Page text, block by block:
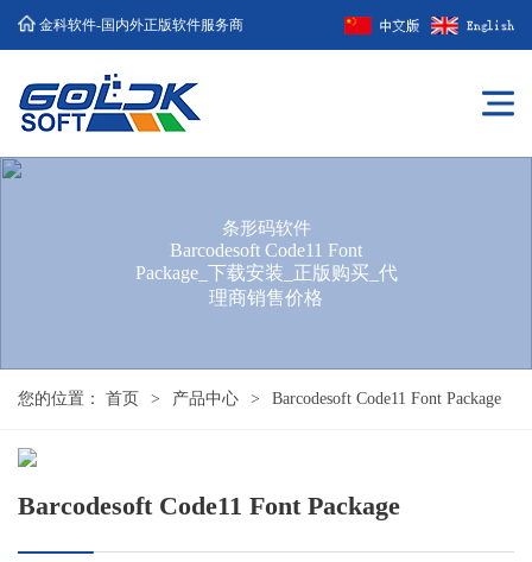
金科软件-国内外正版软件服务商
条形码软件
Barcodesoft Code11 Font
Package_下载安装_正版购买_代
理商销售价格
您的位置： 首页 > 产品中心 > Barcodesoft Code11 Font Package
Barcodesoft Code11 Font Package